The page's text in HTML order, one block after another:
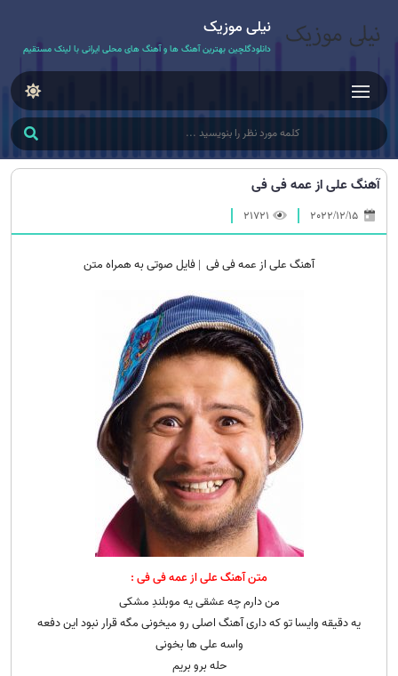
نیلی موزیک
دانلودگلچین بهترین آهنگ ها و آهنگ های محلی ایرانی با لینک مستقیم
آهنگ علی از عمه فی فی
21721
آهنگ علی از عمه فی فی | فایل صوتی به همراه متن
متن آهنگ علی از عمه فی فی :
من دارم چه عشقی یه موبلندِ مشکی
یه دقیقه وایسا تو که داری آهنگ اصلی رو میخونی مگه قرار نبود این دفعه
واسه علی ها بخونی
حله برو بریم